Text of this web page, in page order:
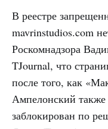
В реестре
mavrinstudios.com
Роскомнадзора
TJournal, что
после того, как
Ампелонский также
заблокирован по